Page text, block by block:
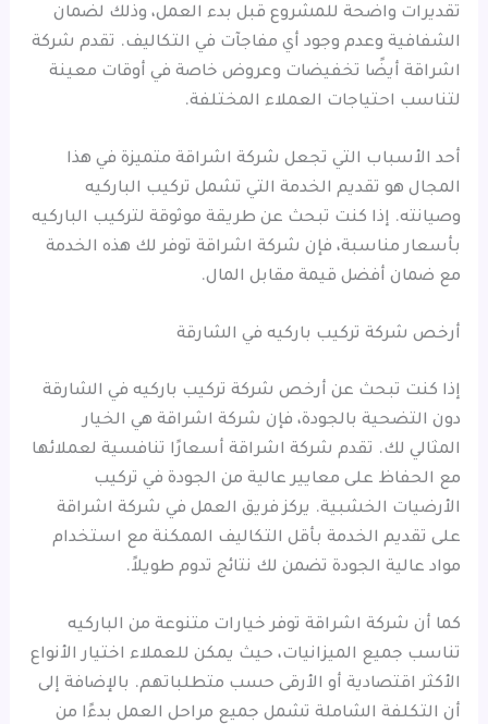
تقديرات واضحة للمشروع قبل بدء العمل، وذلك لضمان
الشفافية وعدم وجود أي مفاجآت في التكاليف. تقدم شركة
اشراقة أيضًا تخفيضات وعروض خاصة في أوقات معينة
لتناسب احتياجات العملاء المختلفة.
أحد الأسباب التي تجعل شركة اشراقة متميزة في هذا
المجال هو تقديم الخدمة التي تشمل تركيب الباركيه
وصيانته. إذا كنت تبحث عن طريقة موثوقة لتركيب الباركيه
بأسعار مناسبة، فإن شركة اشراقة توفر لك هذه الخدمة
مع ضمان أفضل قيمة مقابل المال.
أرخص شركة تركيب باركيه في الشارقة
إذا كنت تبحث عن أرخص شركة تركيب باركيه في الشارقة
دون التضحية بالجودة، فإن شركة اشراقة هي الخيار
المثالي لك. تقدم شركة اشراقة أسعارًا تنافسية لعملائها
مع الحفاظ على معايير عالية من الجودة في تركيب
الأرضيات الخشبية. يركز فريق العمل في شركة اشراقة
على تقديم الخدمة بأقل التكاليف الممكنة مع استخدام
مواد عالية الجودة تضمن لك نتائج تدوم طويلاً.
كما أن شركة اشراقة توفر خيارات متنوعة من الباركيه
تناسب جميع الميزانيات، حيث يمكن للعملاء اختيار الأنواع
الأكثر اقتصادية أو الأرقى حسب متطلباتهم. بالإضافة إلى
أن التكلفة الشاملة تشمل جميع مراحل العمل بدءًا من